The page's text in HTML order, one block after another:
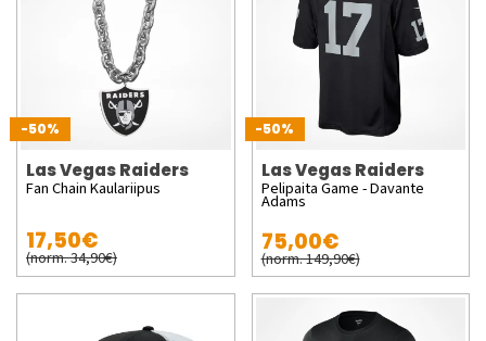
-50%
Las Vegas Raiders
Fan Chain Kaulariipus
17,50€
(norm. 34,90€)
-50%
Las Vegas Raiders
Pelipaita Game - Davante
Adams
75,00€
(norm. 149,90€)